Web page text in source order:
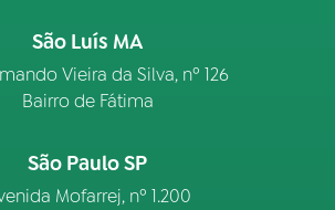
São Luís MA
Vieira da Silva, nº 126
Bairro de Fátima
São Paulo SP
Mofarrej, nº 1.200